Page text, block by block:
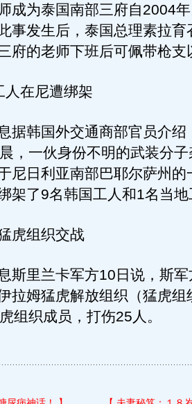
成为泰国南部三府自2004
事发生后，泰国总理素拉育
府的老师下班后可佩带枪支
在尼遭绑架
韩国外交通商部官员介绍
，一伙身份不明的武装分
尼日利亚南部巴耶尔萨州的
架了9名韩国工人和1名当
组织交战
里兰卡军方10日说，斯军
拉姆猛虎解放组织（猛虎组
组织成员，打伤25人。